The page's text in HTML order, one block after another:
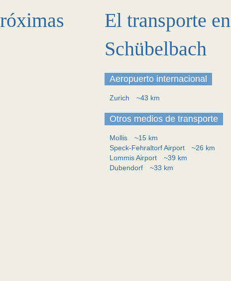
El transporte en
Schübelbach
Aeropuerto internacional
Zurich ~43 km
Otros medios de transporte
Mollis
~15 km
Speck-Fehraltorf Airport
~26 km
Lommis Airport
~39 km
Dubendorf
~33 km